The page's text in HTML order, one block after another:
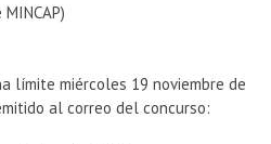
límite miércoles 19 noviembre de
al correo del concurso: